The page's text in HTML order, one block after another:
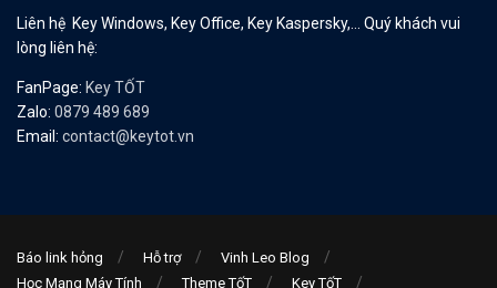
Liên hệ Key Windows, Key Office, Key Kaspersky,… Quý khách vui
lòng liên hệ:
FanPage: Key TỐT
Zalo: 0879 489 689
Email: contact@keytot.vn
Báo link hỏng Hỗ trợ
Vinh Leo Blog
Học Mạng Máy Tính
Theme TốT Key TốT